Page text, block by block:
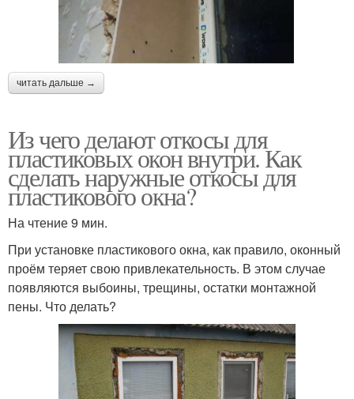
читать дальше →
Из чего делают откосы для
пластиковых окон внутри. Как
сделать наружные откосы для
пластикового окна?
На чтение 9 мин.
При установке пластикового окна, как правило, оконный
проём теряет свою привлекательность. В этом случае
появляются выбоины, трещины, остатки монтажной
пены. Что делать?